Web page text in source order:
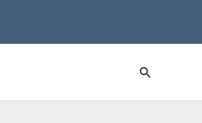
Suche